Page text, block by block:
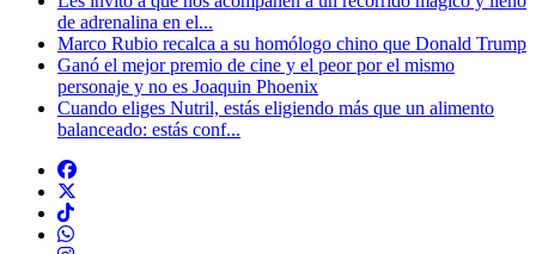
de adrenalina en el...
Marco Rubio recalca a su homólogo chino que Donald Trump
Ganó el mejor premio de cine y el peor por el mismo
personaje y no es Joaquin Phoenix
Cuando eliges Nutril, estás eligiendo más que un alimento
balanceado: estás conf...